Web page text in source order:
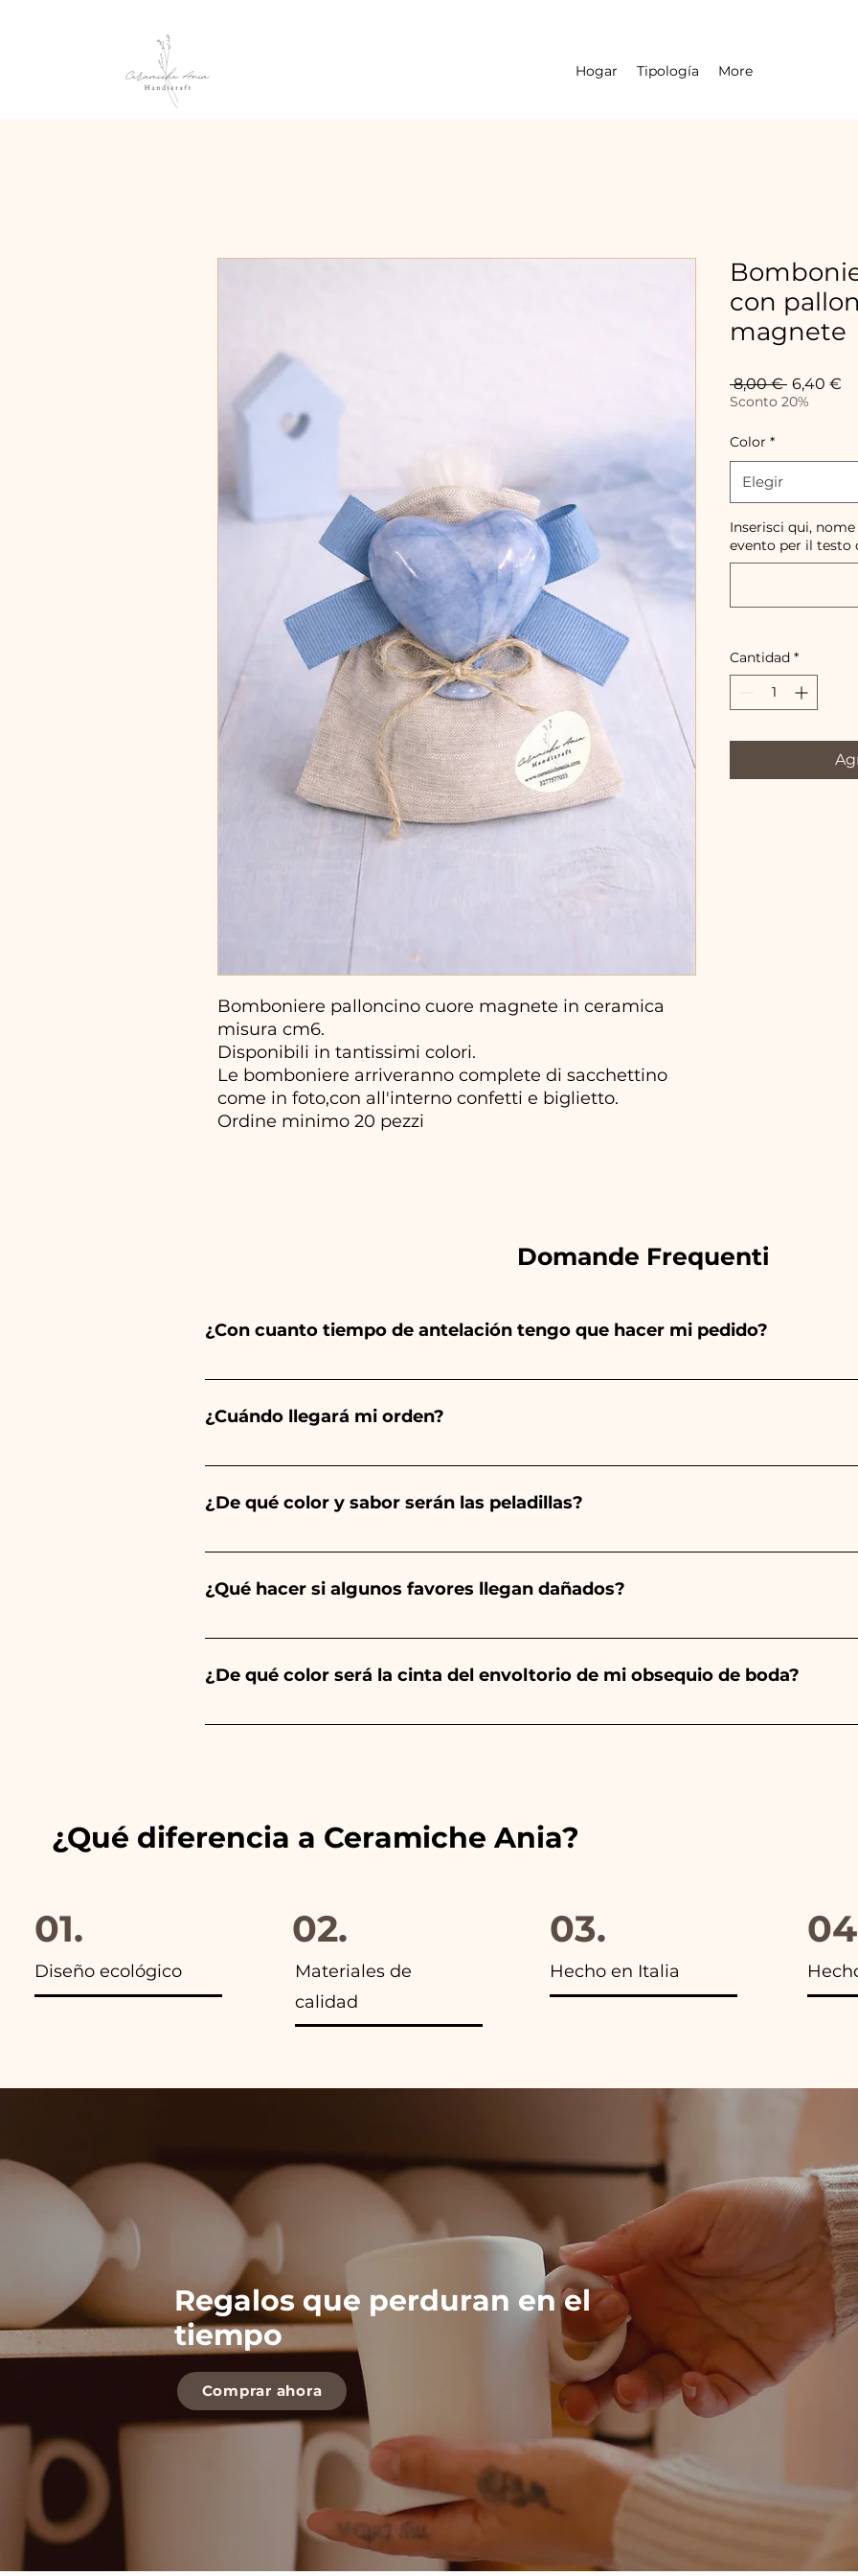
Hogar Tipología More
Bomboniere palloncino cuore magnete in ceramica
misura cm6.
Disponibili in tantissimi colori.
Le bomboniere arriveranno complete di sacchettino
come in foto,con all'interno confetti e biglietto.
Ordine minimo 20 pezzi
con
magnete
8,00 € Precio
6,40 €
Sconto 20%
Color *
Elegir
Inserisci qui,
evento per il
Cantidad *
Domande Frequenti
¿Con cuanto tiempo de antelación tengo que hacer mi pedido?
Ceramiche Ania crea y pinta totalmente a mano, ¡por lo que su creación lleva
tu evento es antes de los horarios indicados, ¡contáctanos para solicitar información
¿Cuándo llegará mi orden?
Se garantiza la recepción del pedido 10/15 días antes del evento.
¿De qué color y sabor serán las peladillas?
El sabor de las peladillas siempre será almendrado, el color varía según el tipo de
Comunión, Confirmación y Boda será de color blanco. - Para Graduación, será Rojo
¿Qué hacer si algunos favores llegan dañados?
Llevamos muchos años en el sector y sabemos cuidar tus pedidos pero si algo se
¿De qué color será la cinta del envoltorio de mi obsequio de boda?
Siempre combinamos los colores de las cintas con los colores del detalle de boda
¿Qué diferencia a Ceramiche Ania?
01.
Diseño ecológico
02.
Materiales de
calidad
03.
Hecho en Italia
Regalos que perduran en el
tiempo
Comprar ahora